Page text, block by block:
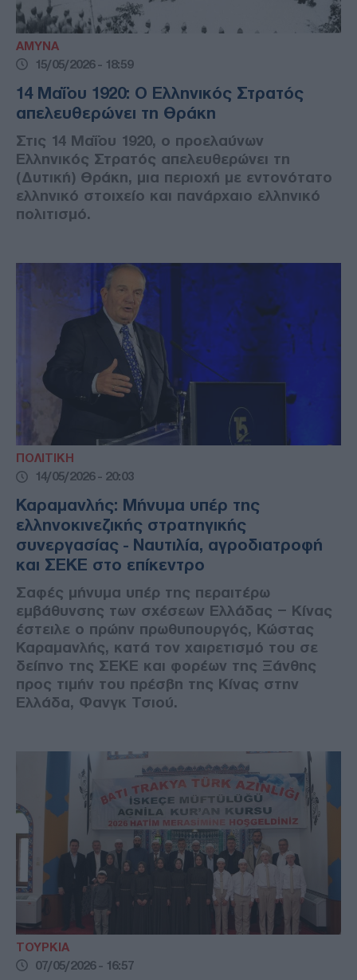
ΑΜΥΝΑ
15/05/2026 - 18:59
14 Μαΐου 1920: Ο Ελληνικός Στρατός
απελευθερώνει τη Θράκη
Στις 14 Μαΐου 1920, ο προελαύνων
Ελληνικός Στρατός απελευθερώνει τη
(Δυτική) Θράκη, μια περιοχή με εντονότατο
ελληνικό στοιχείο και πανάρχαιο ελληνικό
πολιτισμό.
ΠΟΛΙΤΙΚΗ
14/05/2026 - 20:03
Καραμανλής: Μήνυμα υπέρ της
ελληνοκινεζικής στρατηγικής
συνεργασίας - Ναυτιλία, αγροδιατροφή
και ΣΕΚΕ στο επίκεντρο
Σαφές μήνυμα υπέρ της περαιτέρω
εμβάθυνσης των σχέσεων Ελλάδας – Κίνας
έστειλε ο πρώην πρωθυπουργός, Κώστας
Καραμανλής, κατά τον χαιρετισμό του σε
δείπνο της ΣΕΚΕ και φορέων της Ξάνθης
προς τιμήν του πρέσβη της Κίνας στην
Ελλάδα, Φανγκ Τσιού.
ΤΟΥΡΚΙΑ
07/05/2026 - 16:57